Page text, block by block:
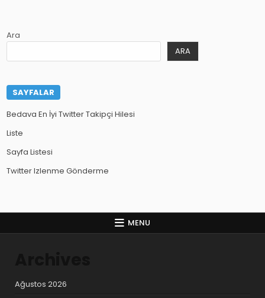
Ara
ARA
SAYFALAR
Bedava En İyi Twitter Takipçi Hilesi
Liste
Sayfa Listesi
Twitter Izlenme Gönderme
MENU
Ağustos 2026